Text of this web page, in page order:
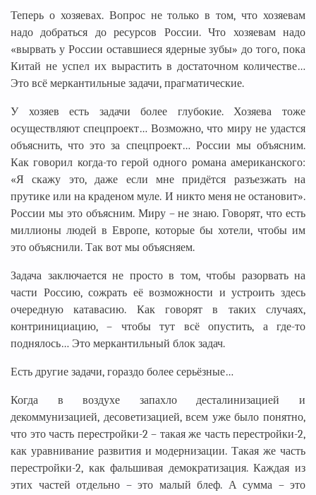
Теперь о хозяевах. Вопрос не только в том, что хозяевам
надо добраться до ресурсов России. Что хозяевам надо
«вырвать у России оставшиеся ядерные зубы» до того, пока
Китай не успел их вырастить в достаточном количестве…
Это всё меркантильные задачи, прагматические.
У хозяев есть задачи более глубокие. Хозяева тоже
осуществляют спецпроект… Возможно, что миру не удастся
объяснить, что это за спецпроект… России мы объясним.
Как говорил когда-то герой одного романа американского:
«Я скажу это, даже если мне придётся разъезжать на
прутике или на краденом муле. И никто меня не остановит».
России мы это объясним. Миру – не знаю. Говорят, что есть
миллионы людей в Европе, которые бы хотели, чтобы им
это объяснили. Так вот мы объясняем.
Задача заключается не просто в том, чтобы разорвать на
части Россию, сожрать её возможности и устроить здесь
очередную катавасию. Как говорят в таких случаях,
контринициацию, – чтобы тут всё опустить, а где-то
поднялось… Это меркантильный блок задач.
Есть другие задачи, гораздо более серьёзные…
Когда в воздухе запахло десталинизацией и
декоммунизацией, десоветизацией, всем уже было понятно,
что это часть перестройки-2 – такая же часть перестройки-2,
как уравнивание развития и модернизации. Такая же часть
перестройки-2, как фальшивая демократизация. Каждая из
этих частей отдельно – это малый блеф. А сумма – это